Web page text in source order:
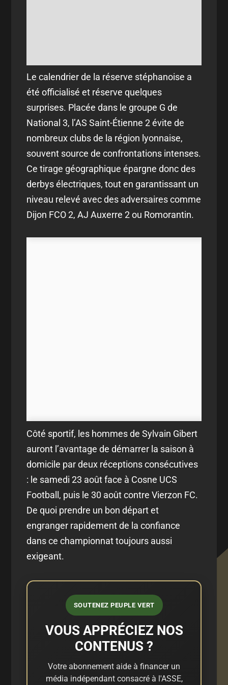
Le calendrier de la réserve stéphanoise a
été officialisé et réserve quelques
surprises. Placée dans le groupe G de
National 3, l’AS Saint-Étienne 2 évite de
nombreux clubs de la région lyonnaise,
souvent source de confrontations intenses.
Ce tirage géographique épargne donc des
derbys électriques, tout en garantissant un
niveau relevé avec des adversaires comme
Dijon FCO 2, AJ Auxerre 2 ou Romorantin.
Côté sportif, les hommes de Sylvain Gibert
auront l’avantage de démarrer la saison à
domicile par deux réceptions consécutives
: le samedi 23 août face à Cosne UCS
Football, puis le 30 août contre Vierzon FC.
De quoi prendre un bon départ et
engranger rapidement de la confiance
dans ce championnat toujours aussi
exigeant.
SOUTENEZ PEUPLE VERT
VOUS APPRÉCIEZ NOS
CONTENUS ?
Votre abonnement aide à financer un
média indépendant consacré à l'ASSE,